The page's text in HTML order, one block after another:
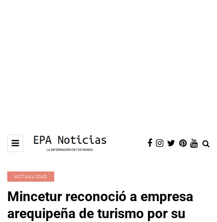
ACTUALIDAD
Mincetur reconoció a empresa
arequipeña de turismo por su